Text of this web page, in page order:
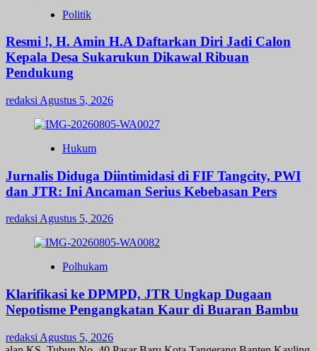
Politik
Resmi !, H. Amin H.A Daftarkan Diri Jadi Calon
Kepala Desa Sukarukun Dikawal Ribuan
Pendukung
redaksi Agustus 5, 2026
Hukum
Jurnalis Diduga Diintimidasi di FIF Tangcity, PWI
dan JTR: Ini Ancaman Serius Kebebasan Pers
redaksi Agustus 5, 2026
Polhukam
Klarifikasi ke DPMPD, JTR Ungkap Dugaan
Nepotisme Pengangkatan Kaur di Buaran Bambu
redaksi Agustus 5, 2026